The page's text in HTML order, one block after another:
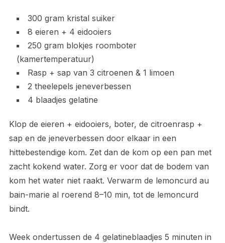
300 gram kristal suiker
8 eieren + 4 eidooiers
250 gram blokjes roomboter
(kamertemperatuur)
Rasp + sap van 3 citroenen & 1 limoen
2 theelepels jeneverbessen
4 blaadjes gelatine
Klop de eieren + eidooiers, boter, de citroenrasp +
sap en de jeneverbessen door elkaar in een
hittebestendige kom. Zet dan de kom op een pan met
zacht kokend water. Zorg er voor dat de bodem van
kom het water niet raakt. Verwarm de lemoncurd au
bain-marie al roerend 8–10 min, tot de lemoncurd
bindt.
Week ondertussen de 4 gelatineblaadjes 5 minuten in